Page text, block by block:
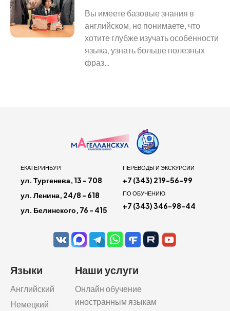
Вы имеете базовые знания в
английском, но понимаете, что
хотите глубже изучать особенности
языка, узнать больше полезных
фраз…
ЕКАТЕРИНБУРГ
ул. Тургенева, 13 - 708
ул. Ленина, 24/8 - 618
ул. Белинского, 76 - 415
ПЕРЕВОДЫ И ЭКСКУРСИИ
+7 (343) 219-56-99
ПО ОБУЧЕНИЮ
+7 (343) 346-98-44
Языки
Английский
Немецкий
Наши услуги
Онлайн обучение
иностранным языкам